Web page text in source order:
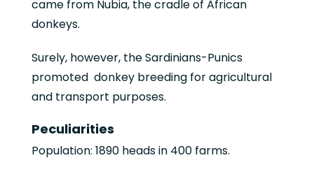
came from Nubia, the cradle of African
donkeys.
Surely, however, the Sardinians-Punics
promoted donkey breeding for agricultural
and transport purposes.
Peculiarities
Population: 1890 heads in 400 farms.